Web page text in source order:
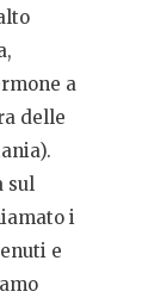
a
delle
sul
i
e